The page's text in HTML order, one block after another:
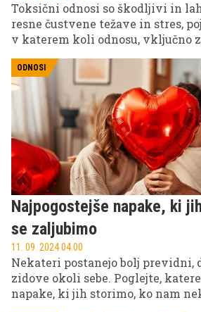
Toksični odnosi so škodljivi in
resne čustvene težave in stres,
v katerem koli odnosu, vključno
odnosi, prijateljstvi, poslovnimi
družinskimi odnosi.
ODNOSI
Najpogostejše napake, ki
se zaljubimo
11. 09. 2024 04.00
Nekateri postanejo bolj previdni,
zidove okoli sebe. Poglejte,
napake, ki jih storimo, ko nam